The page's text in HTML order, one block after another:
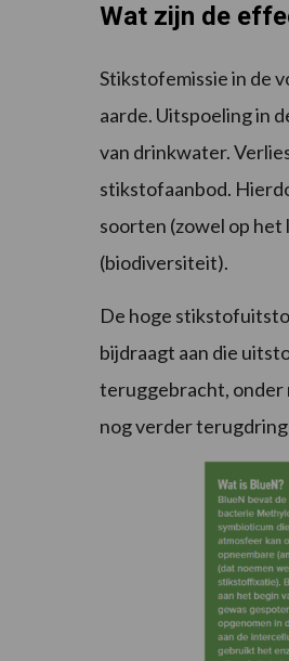
Wat zijn de
Stikstofemissie in de
aarde. Uitspoeling in
van drinkwater.
stikstofaanbod.
soorten (zowel op het
(biodiversiteit).
De hoge
bijdraagt aan die
teruggebracht, onder
nog verder